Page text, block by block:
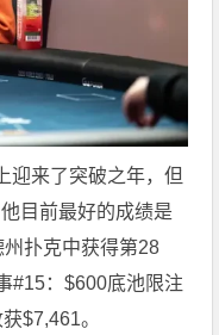
上迎来了突破之年，但
目前最好的成绩是
扑克中获得第28
#15：$600底池限注
$7,461。